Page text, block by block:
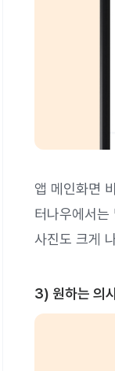
앱 메인화면
터나우에서
사진도 크게
3) 원하는 의